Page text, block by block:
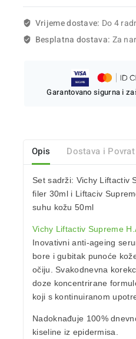
Vrijeme dostave: Do 4
Besplatna dostava: Za
Garantovano sigurna i
Opis Dostava i Povrat
Set sadrži: Vichy Liftactiv
filer 30ml i Liftaciv
suhu kožu 50ml
Vichy Liftactiv Supreme
Inovativni anti-ageing
bore i gubitak punoće
očiju. Svakodnevna
doze koncentrirane
koji s kontinuiranom
Nadoknađuje 100%
kiseline iz epidermisa.